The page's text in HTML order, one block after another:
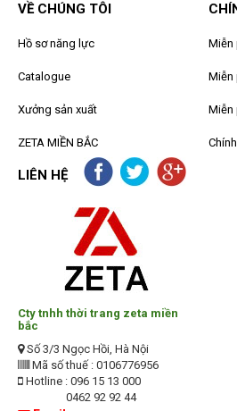
VỀ CHÚNG TÔI
Hồ sơ năng lực
Catalogue
Xưởng sản xuất
ZETA MIỀN BẮC
Miễn
Miễn
Miễn
LIÊN HỆ
Cty tnhh thời trang zeta miền
bắc
Số 3/3 Ngọc Hồi, Hà Nội
Mã số thuế : 0106776956
Hotline : 096 15 13 000
0462 92 92 44